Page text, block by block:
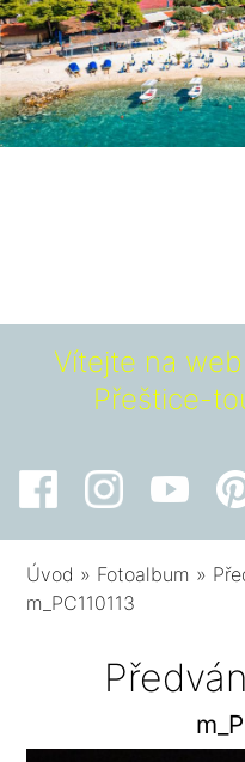
Vítejte na
Přeštice-
Úvod » Fotoalbum »
m_PC110113